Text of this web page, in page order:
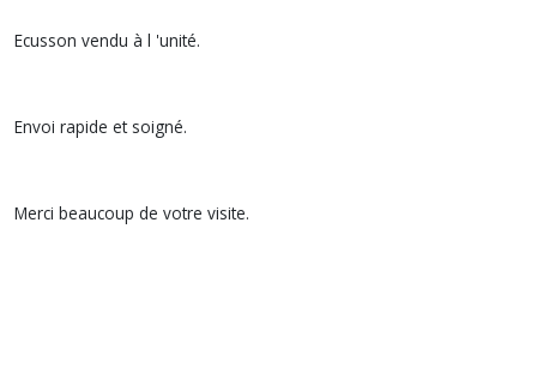
Ecusson vendu à l 'unité.
Envoi rapide et soigné.
Merci beaucoup de votre visite.